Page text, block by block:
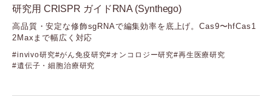
研究用 CRISPR ガイドRNA (Synthego)
高品質・安定な修飾sgRNAで編集効率を底上げ。Cas9〜hfCas1
2Maxまで幅広く対応
invivo研究 がん免疫研究 オンコロジー研究 再生医療研究
遺伝子・細胞治療研究
（フィーダバイオシステムズ）
（ジェロミクス）
（ジェンネクスト）
GenScript
GlycoSeLect